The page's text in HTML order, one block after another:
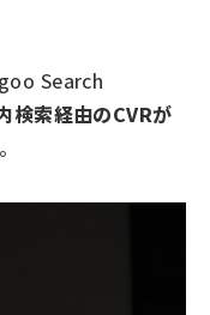
goo Search
検索経由のCVRが